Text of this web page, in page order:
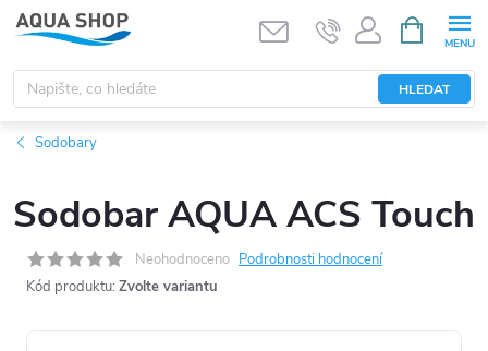
Přejít
na
obsah
HLEDAT
NÁKUPNÍ
KOŠÍK
Sodobary
Sodobar AQUA ACS Touch
Neohodnoceno Podrobnosti hodnocení
Kód produktu: Zvolte variantu